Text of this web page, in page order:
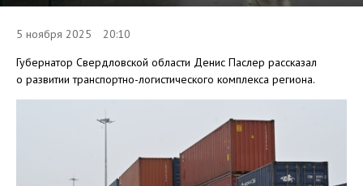
5 ноября 2025 20:10
Губернатор Свердловской области Денис Паслер рассказал
о развитии транспортно-логистического комплекса региона.